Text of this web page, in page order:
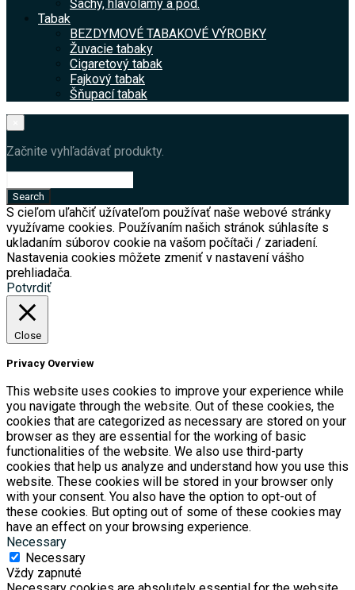
Šachy, hlavolamy a pod.
Tabak
BEZDYMOVÉ TABAKOVÉ VÝROBKY
Žuvacie tabaky
Cigaretový tabak
Fajkový tabak
Šňupací tabak
Začnite vyhľadávať produkty.
S cieľom uľahčiť užívateľom používať naše webové stránky
využívame cookies. Používaním našich stránok súhlasíte s
ukladaním súborov cookie na vašom počítači / zariadení.
Nastavenia cookies môžete zmeniť v nastavení vášho
prehliadača.
Potvrdiť
Close
Privacy Overview
This website uses cookies to improve your experience while
you navigate through the website. Out of these cookies, the
cookies that are categorized as necessary are stored on your
browser as they are essential for the working of basic
functionalities of the website. We also use third-party
cookies that help us analyze and understand how you use this
website. These cookies will be stored in your browser only
with your consent. You also have the option to opt-out of
these cookies. But opting out of some of these cookies may
have an effect on your browsing experience.
Necessary
Necessary
Vždy zapnuté